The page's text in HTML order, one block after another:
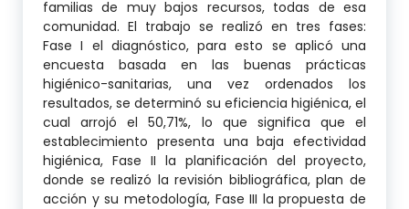
familias de muy bajos recursos, todas de esa
comunidad. El trabajo se realizó en tres fases:
Fase I el diagnóstico, para esto se aplicó una
encuesta basada en las buenas prácticas
higiénico-sanitarias, una vez ordenados los
resultados, se determinó su eficiencia higiénica, el
cual arrojó el 50,71%, lo que significa que el
establecimiento presenta una baja efectividad
higiénica, Fase II la planificación del proyecto,
donde se realizó la revisión bibliográfica, plan de
acción y su metodología, Fase III la propuesta de